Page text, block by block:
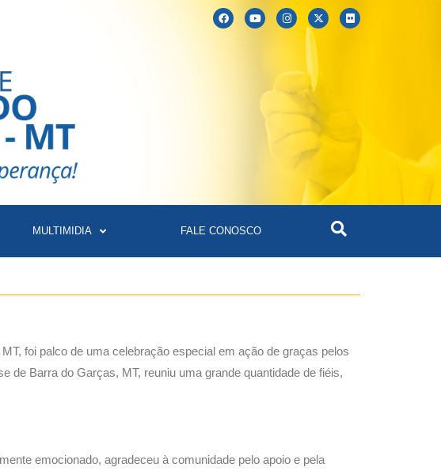
MULTIMIDIA FALE CONOSCO
foi palco de uma celebração especial em ação de graças pelos
de Barra do Garças, MT, reuniu uma grande quantidade de fiéis,
emocionado, agradeceu à comunidade pelo apoio e pela